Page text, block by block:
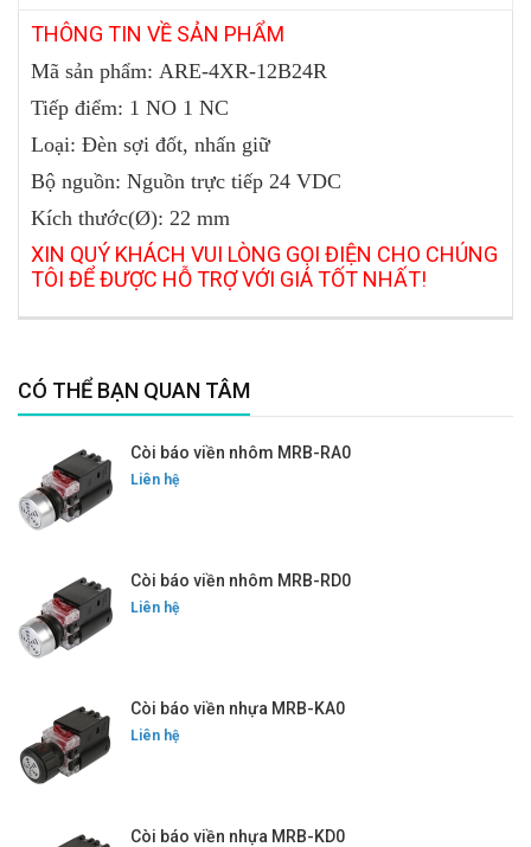
THÔNG TIN VỀ SẢN PHẨM
Mã sản phẩm: ARE-4XR-12B24R
Tiếp điểm: 1 NO 1 NC
Loại: Đèn sợi đốt, nhấn giữ
Bộ nguồn: Nguồn trực tiếp 24 VDC
Kích thước(Ø): 22 mm
XIN QUÝ KHÁCH VUI LÒNG GỌI ĐIỆN CHO CHÚNG
TÔI ĐỂ ĐƯỢC HỖ TRỢ VỚI GIÁ TỐT NHẤT!
CÓ THỂ BẠN QUAN TÂM
Còi báo viền nhôm MRB-RA0
Liên hệ
Còi báo viền nhôm MRB-RD0
Liên hệ
Còi báo viền nhựa MRB-KA0
Liên hệ
Còi báo viền nhựa MRB-KD0